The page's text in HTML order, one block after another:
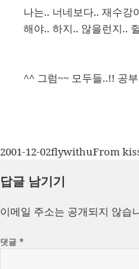
나는.. 너네보다.. 재수강
해야.. 하지.. 않을런지..
^^ 그럼~~ 모두들..!! 공
작
일
2001-12-02글
이
flywithu카
From
답글 남기기
이메일 주소는 공개되지 않습
댓글*